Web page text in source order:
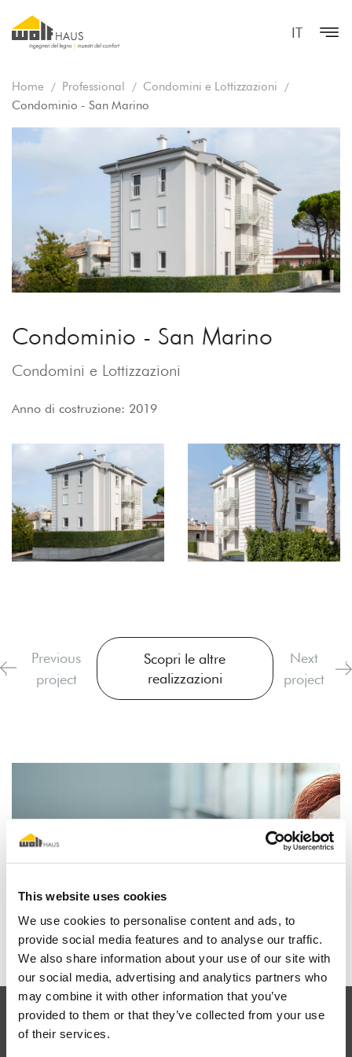
This website uses cookies
We use cookies to personalise content and ads, to
provide social media features and to analyse our traffic.
We also share information about your use of our site with
our social media, advertising and analytics partners who
may combine it with other information that you’ve
provided to them or that they’ve collected from your use
of their services.
IT
Home Professional
Condomini e Lottizzazioni
Condominio - San Marino
Condominio - San Marino
Condomini e Lottizzazioni
Anno di costruzione: 2019
Previous
project
Scopri le altre
realizzazioni
Next
project
Io sogno una casa in legno